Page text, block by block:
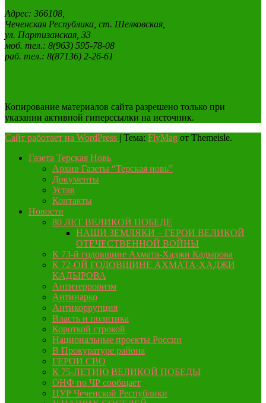
Адрес: 366108,
Чеченская Республика, ст. Шелковская,
ул. Партизанская, 33
моб. тел.: 8(963) 595-78-08
раб. тел.: 8(87136) 2-26-61
Копирование материалов сайта разрешено только при
указании активной гиперссылки на источник.
Сайт работает на WordPress | Тема: FlyMag от Themeisle.
Газета Терская Новь
Архив Газеты “Терская новь”
Документы
Устав
Контакты
Новости
80 ЛЕТ ВЕЛИКОЙ ПОБЕДЕ
НАШИ ЗЕМЛЯКИ – ГЕРОИ ВЕЛИКОЙ
ОТЕЧЕСТВЕННОЙ ВОЙНЫ
К 73-й годовщине Ахмата-Хаджи Кадырова
К 72-ОЙ ГОДОВЩИНЕ АХМАТА-ХАДЖИ
КАДЫРОВА
Антитерроризм
Антинарко
Антикоррупция
Власть и политика
Короткой строкой
Национальные проекты России
В Прокуратуре района
ГЕРОИ СВО
К 75-ЛЕТИЮ ВЕЛИКОЙ ПОБЕДЫ
ОНФ по ЧР сообщает
ЦУР Чеченской Республики